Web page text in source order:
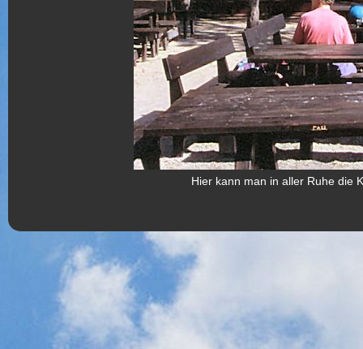
Hier kann man in aller Ruhe die